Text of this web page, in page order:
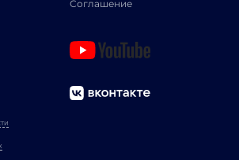
Соглашение